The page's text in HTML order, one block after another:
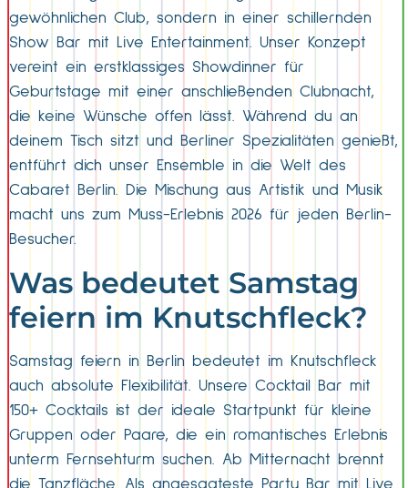
gewöhnlichen Club, sondern in einer schillernden
Show Bar mit Live Entertainment. Unser Konzept
vereint ein erstklassiges Showdinner für
Geburtstage mit einer anschließenden Clubnacht,
die keine Wünsche offen lässt. Während du an
deinem Tisch sitzt und Berliner Spezialitäten genießt,
entführt dich unser Ensemble in die Welt des
Cabaret Berlin. Die Mischung aus Artistik und Musik
macht uns zum Muss-Erlebnis 2026 für jeden Berlin-
Besucher.
Was bedeutet Samstag
feiern im Knutschfleck?
Samstag feiern in Berlin bedeutet im Knutschfleck
auch absolute Flexibilität. Unsere Cocktail Bar mit
150+ Cocktails ist der ideale Startpunkt für kleine
Gruppen oder Paare, die ein romantisches Erlebnis
unterm Fernsehturm suchen. Ab Mitternacht brennt
die Tanzfläche. Als angesagteste Party Bar mit Live